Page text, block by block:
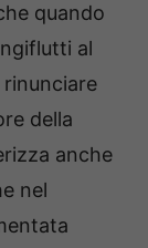
quando
al
della
anche
nel